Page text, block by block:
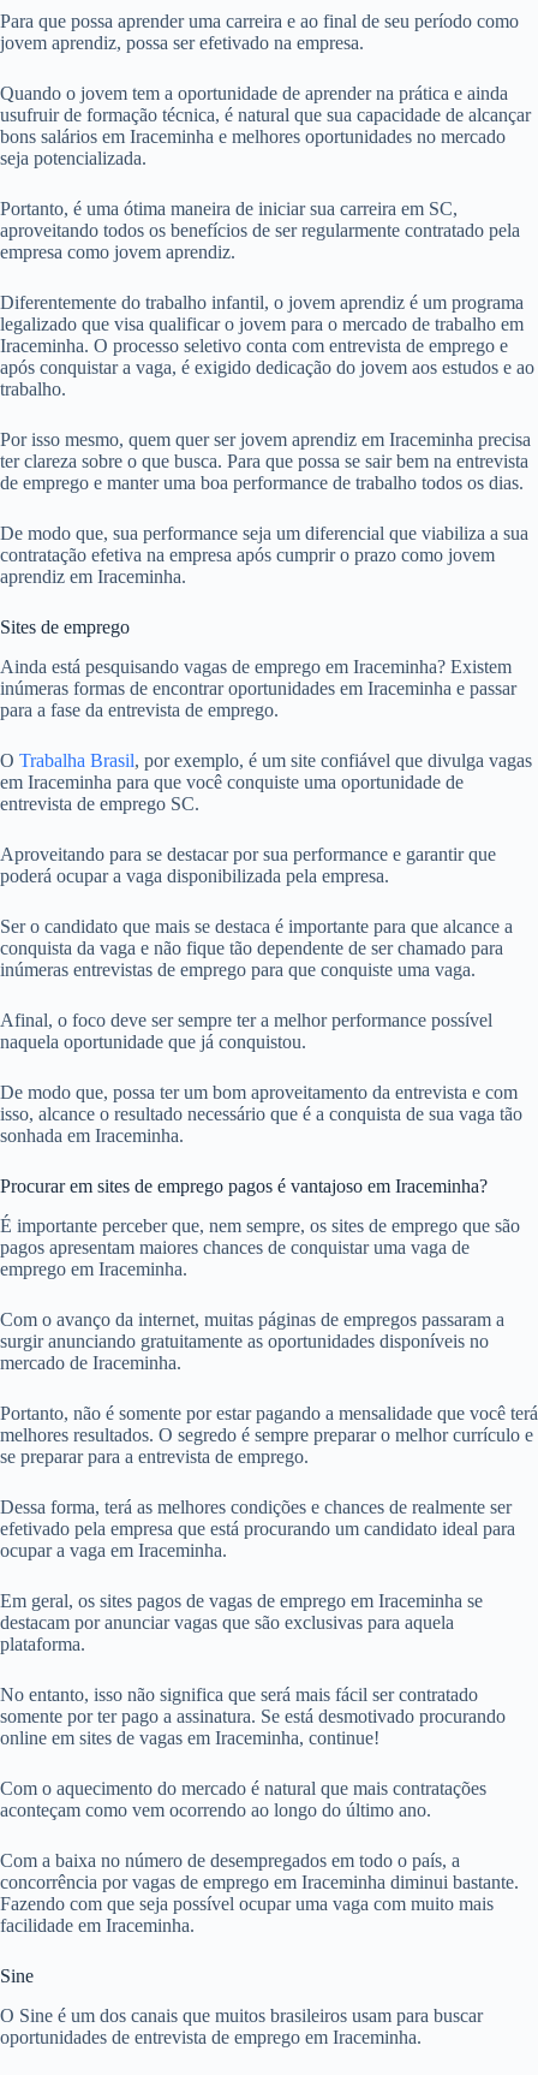
Para que possa aprender uma carreira e ao final de seu período como
jovem aprendiz, possa ser efetivado na empresa.
Quando o jovem tem a oportunidade de aprender na prática e ainda
usufruir de formação técnica, é natural que sua capacidade de alcançar
bons salários em Iraceminha e melhores oportunidades no mercado
seja potencializada.
Portanto, é uma ótima maneira de iniciar sua carreira em SC,
aproveitando todos os benefícios de ser regularmente contratado pela
empresa como jovem aprendiz.
Diferentemente do trabalho infantil, o jovem aprendiz é um programa
legalizado que visa qualificar o jovem para o mercado de trabalho em
Iraceminha. O processo seletivo conta com entrevista de emprego e
após conquistar a vaga, é exigido dedicação do jovem aos estudos e ao
trabalho.
Por isso mesmo, quem quer ser jovem aprendiz em Iraceminha precisa
ter clareza sobre o que busca. Para que possa se sair bem na entrevista
de emprego e manter uma boa performance de trabalho todos os dias.
De modo que, sua performance seja um diferencial que viabiliza a sua
contratação efetiva na empresa após cumprir o prazo como jovem
aprendiz em Iraceminha.
Sites de emprego
Ainda está pesquisando vagas de emprego em Iraceminha? Existem
inúmeras formas de encontrar oportunidades em Iraceminha e passar
para a fase da entrevista de emprego.
O Trabalha Brasil, por exemplo, é um site confiável que divulga vagas
em Iraceminha para que você conquiste uma oportunidade de
entrevista de emprego SC.
Aproveitando para se destacar por sua performance e garantir que
poderá ocupar a vaga disponibilizada pela empresa.
Ser o candidato que mais se destaca é importante para que alcance a
conquista da vaga e não fique tão dependente de ser chamado para
inúmeras entrevistas de emprego para que conquiste uma vaga.
Afinal, o foco deve ser sempre ter a melhor performance possível
naquela oportunidade que já conquistou.
De modo que, possa ter um bom aproveitamento da entrevista e com
isso, alcance o resultado necessário que é a conquista de sua vaga tão
sonhada em Iraceminha.
Procurar em sites de emprego pagos é vantajoso em Iraceminha?
É importante perceber que, nem sempre, os sites de emprego que são
pagos apresentam maiores chances de conquistar uma vaga de
emprego em Iraceminha.
Com o avanço da internet, muitas páginas de empregos passaram a
surgir anunciando gratuitamente as oportunidades disponíveis no
mercado de Iraceminha.
Portanto, não é somente por estar pagando a mensalidade que você terá
melhores resultados. O segredo é sempre preparar o melhor currículo e
se preparar para a entrevista de emprego.
Dessa forma, terá as melhores condições e chances de realmente ser
efetivado pela empresa que está procurando um candidato ideal para
ocupar a vaga em Iraceminha.
Em geral, os sites pagos de vagas de emprego em Iraceminha se
destacam por anunciar vagas que são exclusivas para aquela
plataforma.
No entanto, isso não significa que será mais fácil ser contratado
somente por ter pago a assinatura. Se está desmotivado procurando
online em sites de vagas em Iraceminha, continue!
Com o aquecimento do mercado é natural que mais contratações
aconteçam como vem ocorrendo ao longo do último ano.
Com a baixa no número de desempregados em todo o país, a
concorrência por vagas de emprego em Iraceminha diminui bastante.
Fazendo com que seja possível ocupar uma vaga com muito mais
facilidade em Iraceminha.
Sine
O Sine é um dos canais que muitos brasileiros usam para buscar
oportunidades de entrevista de emprego em Iraceminha.